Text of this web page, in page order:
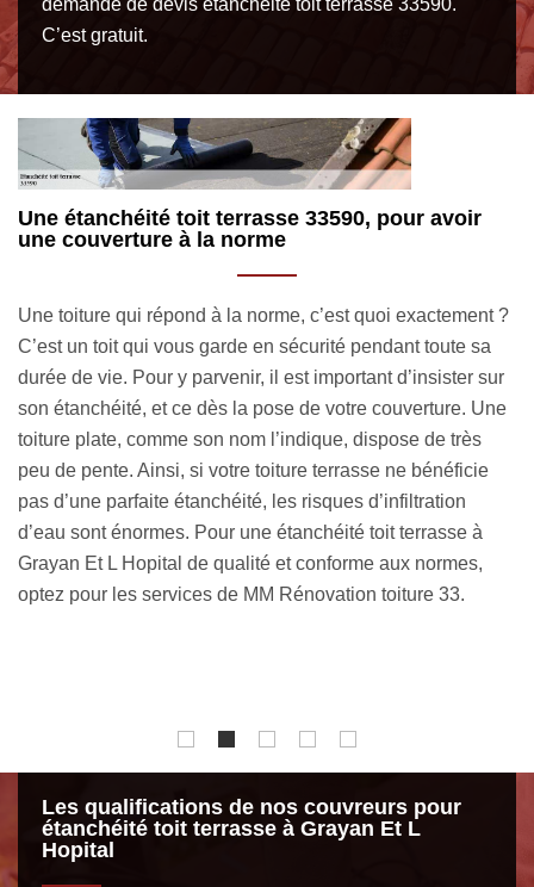
C’est gratuit.
Vos avantages en engageant la société
étanchéité toit terrasse MM Rénovation toiture
La société étanchéité toit terrasse MM Rénovation toiture
33 est connue par son professionnalisme, son expertise et
son savoir-faire. Depuis le début de notre activité, nous
avons toujours fait en sorte de répondre efficacement aux
besoins de chaque client. Nous sommes à l’écoute, nous
fournissons des services de qualité, nous proposons un
accompagnement personnalisé, nous donnons des
conseils gratuits et plus encore. Si vous nous engagez,
sachez que les frais de déplacement de notre équipe sont
Les qualifications de nos couvreurs pour
étanchéité toit terrasse à Grayan Et L
Hopital